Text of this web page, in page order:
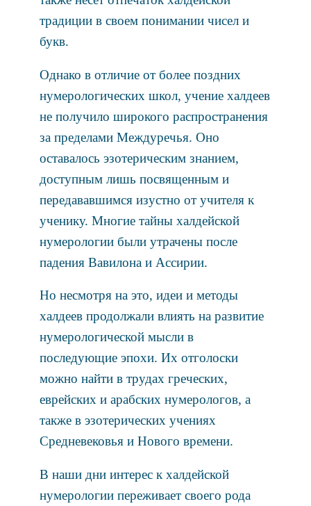
традиции в своем понимании чисел и
букв.
Однако в отличие от более поздних
нумерологических школ, учение халдеев
не получило широкого распространения
за пределами Междуречья. Оно
оставалось эзотерическим знанием,
доступным лишь посвященным и
передававшимся изустно от учителя к
ученику. Многие тайны халдейской
нумерологии были утрачены после
падения Вавилона и Ассирии.
Но несмотря на это, идеи и методы
халдеев продолжали влиять на развитие
нумерологической мысли в
последующие эпохи. Их отголоски
можно найти в трудах греческих,
еврейских и арабских нумерологов, а
также в эзотерических учениях
Средневековья и Нового времени.
В наши дни интерес к халдейской
нумерологии переживает своего рода